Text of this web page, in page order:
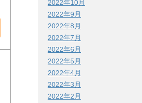
2022年10月
2022年9月
2022年8月
2022年7月
2022年6月
2022年5月
2022年4月
2022年3月
2022年2月